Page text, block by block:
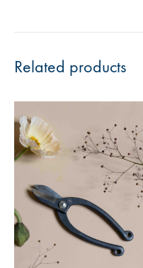
Related products